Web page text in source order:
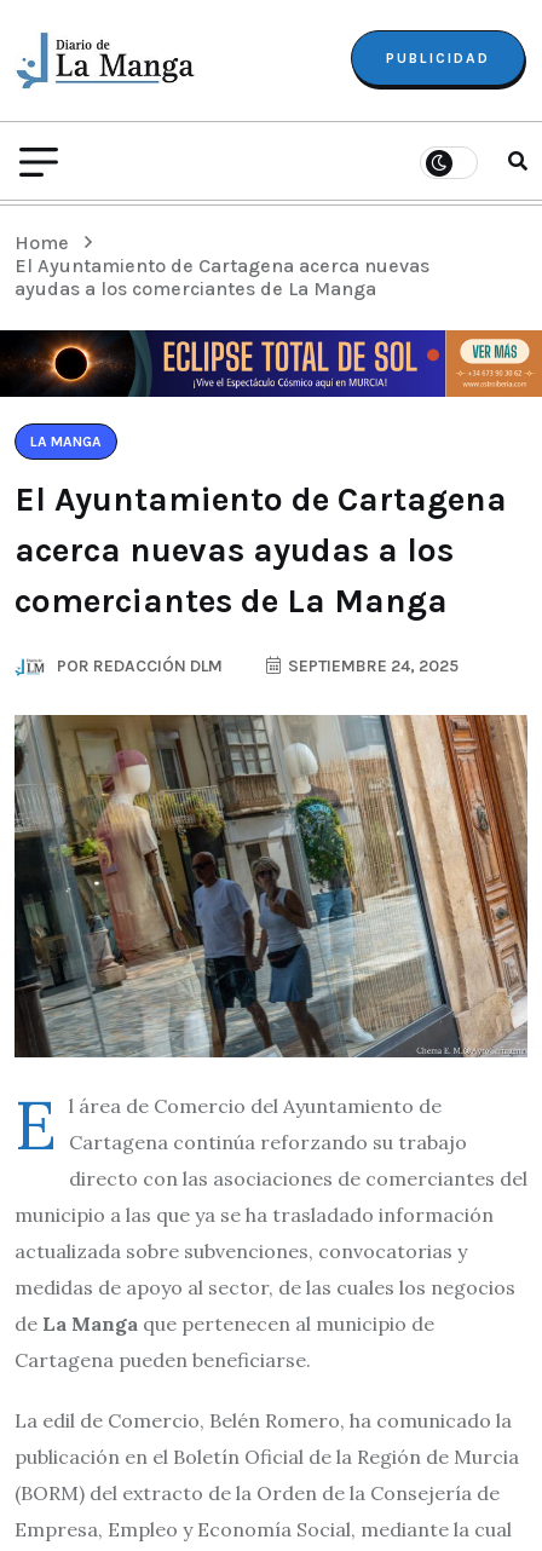
PUBLICIDAD
Home
El Ayuntamiento de Cartagena acerca nuevas
ayudas a los comerciantes de La Manga
LA MANGA
El Ayuntamiento de Cartagena
acerca nuevas ayudas a los
comerciantes de La Manga
POR REDACCIÓN DLM SEPTIEMBRE 24, 2025
E
l área de Comercio del Ayuntamiento de
Cartagena continúa reforzando su trabajo
directo con las asociaciones de comerciantes del
municipio a las que ya se ha trasladado información
actualizada sobre subvenciones, convocatorias y
medidas de apoyo al sector, de las cuales los negocios
de La Manga que pertenecen al municipio de
Cartagena pueden beneficiarse.
La edil de Comercio, Belén Romero, ha comunicado la
publicación en el Boletín Oficial de la Región de Murcia
(BORM) del extracto de la Orden de la Consejería de
Empresa, Empleo y Economía Social, mediante la cual